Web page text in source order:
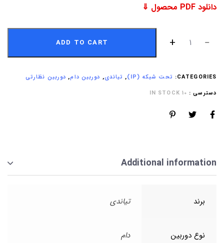
دانلود PDF محصول ⇓
ADD TO CART
CATEGORIES: تحت شبکه (IP) , تیاندی, دوربین دام, دوربین نظارتی
دسترسی : 10 IN STOCK
Additional information
برند تیاندی
نوع دوربین دام